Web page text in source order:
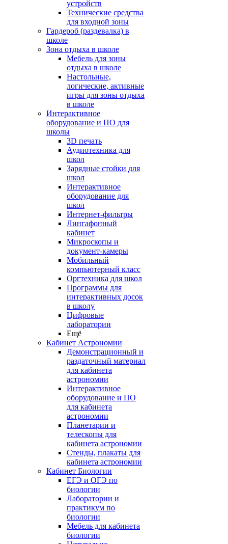
устройств
Технические средства
для входной зоны
Гардероб (раздевалка) в
школе
Зона отдыха в школе
Мебель для зоны
отдыха в школе
Настольные,
логические, активные
игры для зоны отдыха
в школе
Интерактивное
оборудование и ПО для
школы
3D печать
Аудиотехника для
школ
Зарядные стойки для
школ
Интерактивное
оборудование для
школ
Интернет-фильтры
Лингафонный
кабинет
Микроскопы и
документ-камеры
Мобильный
компьютерный класс
Оргтехника для школ
Программы для
интерактивных досок
в школу
Цифровые
лаборатории
Ещё
Кабинет Астрономии
Демонстрационный и
раздаточный материал
для кабинета
астрономии
Интерактивное
оборудование и ПО
для кабинета
астрономии
Планетарии и
телескопы для
кабинета астрономии
Стенды, плакаты для
кабинета астрономии
Кабинет Биологии
ЕГЭ и ОГЭ по
биологии
Лаборатории и
практикум по
биологии
Мебель для кабинета
биологии